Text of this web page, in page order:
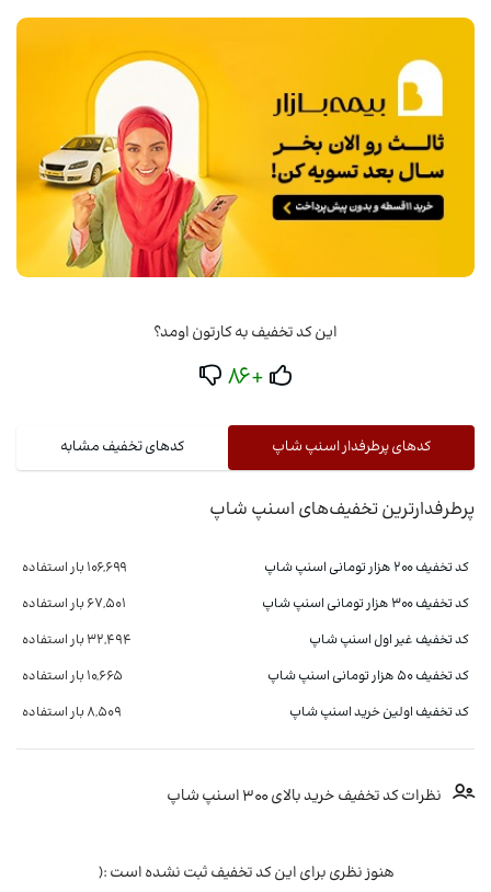
این کد تخفیف به کارتون اومد؟
+86
کدهای پرطرفدار اسنپ شاپ کدهای تخفیف مشابه
پرطرفدارترین تخفیف‌های اسنپ شاپ
کد تخفیف ۲۰۰ هزار تومانی اسنپ شاپ
106,699 بار استفاده
کد تخفیف 300 هزار تومانی اسنپ شاپ
67,501 بار استفاده
کد تخفیف غیر اول اسنپ شاپ
32,494 بار استفاده
کد تخفیف ۵۰ هزار تومانی اسنپ شاپ
10,665 بار استفاده
کد تخفیف اولین خرید اسنپ شاپ
8,509 بار استفاده
نظرات کد تخفیف خرید بالای ۳۰۰ اسنپ شاپ
هنوز نظری برای این کد تخفیف ثبت نشده است :(